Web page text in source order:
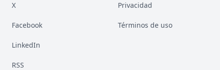
X
Facebook
LinkedIn
RSS
Privacidad
Términos de uso